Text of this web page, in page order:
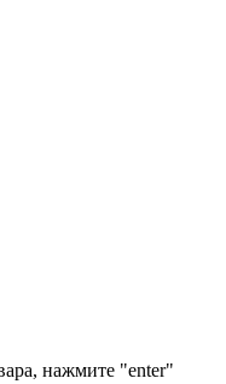
нажмите "enter"